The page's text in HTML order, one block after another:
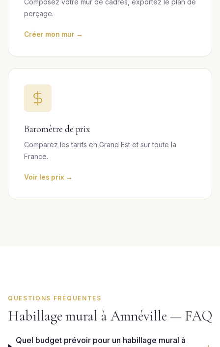
Composez votre mur de cadres, exportez le plan de
perçage.
Créer mon mur →
Baromètre de prix
Comparez les tarifs en Grand Est et sur toute la
France.
Voir les prix →
QUESTIONS FRÉQUENTES
Habillage mural à Amnéville — FAQ
Quel budget prévoir pour un habillage mural à